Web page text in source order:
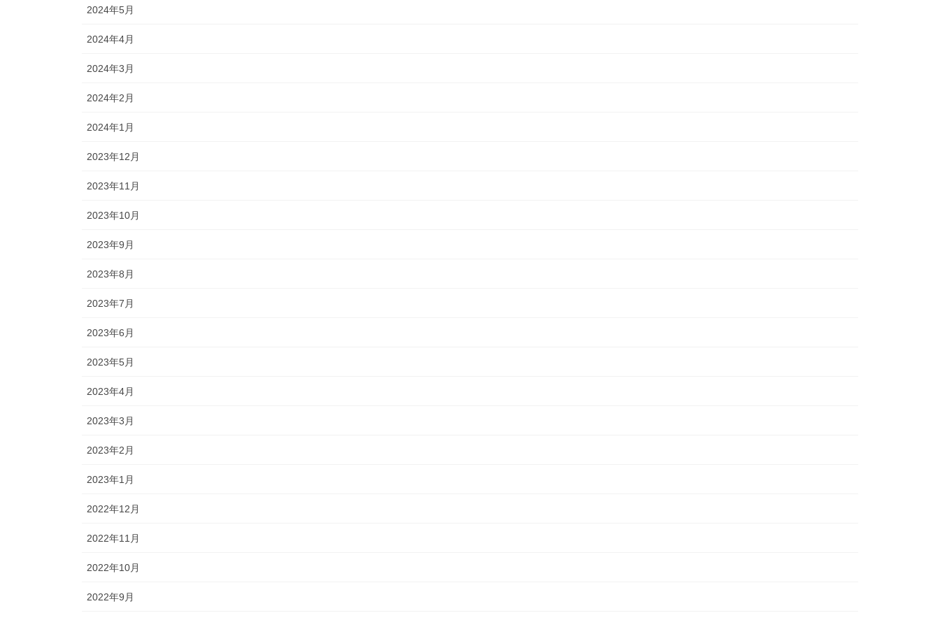
2024年5月
2024年4月
2024年3月
2024年2月
2024年1月
2023年12月
2023年11月
2023年10月
2023年9月
2023年8月
2023年7月
2023年6月
2023年5月
2023年4月
2023年3月
2023年2月
2023年1月
2022年12月
2022年11月
2022年10月
2022年9月